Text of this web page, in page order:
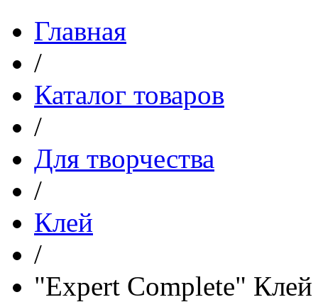
Главная
/
Каталог товаров
/
Для творчества
/
Клей
/
"Expert Complete"